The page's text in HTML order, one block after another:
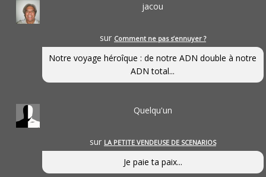
jacou
sur Comment ne pas s’ennuyer ?
Notre voyage héroîque : de notre ADN double à notre
ADN total...
Quelqu'un
sur LA PETITE VENDEUSE DE SCENARIOS
Je paie ta paix...